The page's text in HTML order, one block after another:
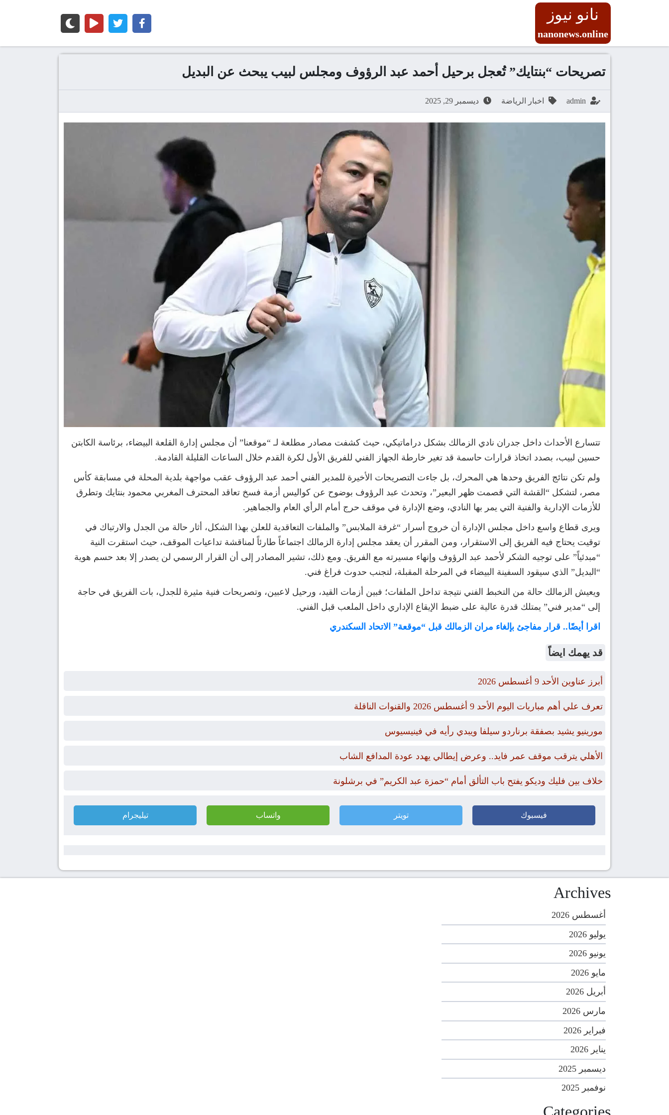
نانو نيوز
nanonews.online
تصريحات “بنتايك” تُعجل برحيل أحمد عبد الرؤوف ومجلس لبيب يبحث عن البديل
admin اخبار الرياضة ديسمبر 29, 2025
تتسارع الأحداث داخل جدران نادي الزمالك بشكل دراماتيكي، حيث كشفت مصادر مطلعة لـ “موقعنا” أن مجلس إدارة القلعة البيضاء، برئاسة الكابتن
حسين لبيب، بصدد اتخاذ قرارات حاسمة قد تغير خارطة الجهاز الفني للفريق الأول لكرة القدم خلال الساعات القليلة القادمة.
ولم تكن نتائج الفريق وحدها هي المحرك، بل جاءت التصريحات الأخيرة للمدير الفني أحمد عبد الرؤوف عقب مواجهة بلدية المحلة في مسابقة كأس
مصر، لتشكل “القشة التي قصمت ظهر البعير”، وتحدث عبد الرؤوف بوضوح عن كواليس أزمة فسخ تعاقد المحترف المغربي محمود بنتايك وتطرق
للأزمات الإدارية والفنية التي يمر بها النادي، وضع الإدارة في موقف حرج أمام الرأي العام والجماهير.
ويرى قطاع واسع داخل مجلس الإدارة أن خروج أسرار “غرفة الملابس” والملفات التعاقدية للعلن بهذا الشكل، أثار حالة من الجدل والارتباك في
توقيت يحتاج فيه الفريق إلى الاستقرار، ومن المقرر أن يعقد مجلس إدارة الزمالك اجتماعاً طارئاً لمناقشة تداعيات الموقف، حيث استقرت النية
“مبدئياً” على توجيه الشكر لأحمد عبد الرؤوف وإنهاء مسيرته مع الفريق. ومع ذلك، تشير المصادر إلى أن القرار الرسمي لن يصدر إلا بعد حسم هوية
“البديل” الذي سيقود السفينة البيضاء في المرحلة المقبلة، لتجنب حدوث فراغ فني.
ويعيش الزمالك حالة من التخبط الفني نتيجة تداخل الملفات؛ فبين أزمات القيد، ورحيل لاعبين، وتصريحات فنية مثيرة للجدل، بات الفريق في حاجة
إلى “مدير فني” يمتلك قدرة عالية على ضبط الإيقاع الإداري داخل الملعب قبل الفني.
اقرا أيضًا.. قرار مفاجئ بإلغاء مران الزمالك قبل “موقعة” الاتحاد السكندري
قد يهمك ايضاً
أبرز عناوين الأحد 9 أغسطس 2026
تعرف علي أهم مباريات اليوم الأحد 9 أغسطس 2026 والقنوات الناقلة
مورينيو يشيد بصفقة برناردو سيلفا ويبدي رأيه في فينيسيوس
الأهلي يترقب موقف عمر فايد.. وعرض إيطالي يهدد عودة المدافع الشاب
خلاف بين فليك وديكو يفتح باب التألق أمام “حمزة عبد الكريم” في برشلونة
فيسبوك تويتر واتساب تيليجرام
Archives
أغسطس 2026
يوليو 2026
يونيو 2026
مايو 2026
أبريل 2026
مارس 2026
فبراير 2026
يناير 2026
ديسمبر 2025
نوفمبر 2025